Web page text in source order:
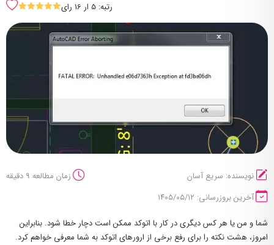
رتبه: 5 ار 16 رای SSSSS
نویسنده: سریع آسان
زمان مطالعه 9 دقیقه
آخرین بروزرسانی: ۱۴۰۵/۰۵/۱۲
شما و من یا هر کس دیگری در کار با اتوکد ممکن است دچار خطا شود. بنابراین
امروز، هشت نکته را برای رفع برخی از ارورهای اتوکد به شما معرفی خواهم کرد.